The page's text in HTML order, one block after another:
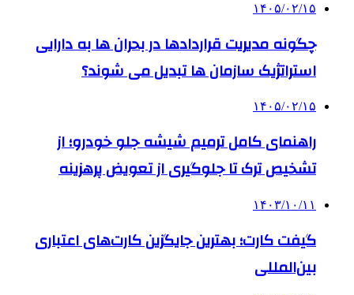
۱۴۰۵/۰۲/۱۵
چگونه مدیریت قراردادها در بحران ها به دارایی
استراتژیک سازمان ها تبدیل می شوند؟
۱۴۰۵/۰۲/۱۵
راهنمای کامل ترمیم شیشه جلو خودرو؛ از
تشخیص ترک تا جلوگیری از تعویض پرهزینه
۱۴۰۳/۱۰/۱۱
گیفت کارت؛ بهترین جایگزین کارت‌های اعتباری
بین‌المللی